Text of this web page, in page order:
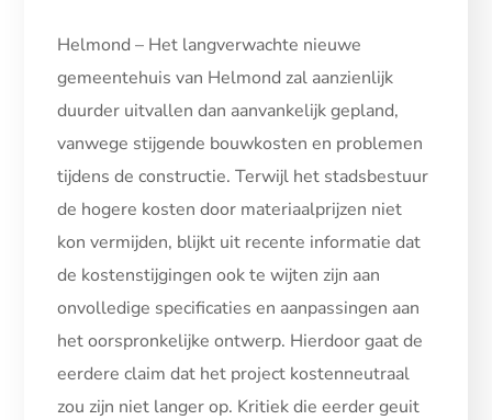
Helmond – Het langverwachte nieuwe
gemeentehuis van Helmond zal aanzienlijk
duurder uitvallen dan aanvankelijk gepland,
vanwege stijgende bouwkosten en problemen
tijdens de constructie. Terwijl het stadsbestuur
de hogere kosten door materiaalprijzen niet
kon vermijden, blijkt uit recente informatie dat
de kostenstijgingen ook te wijten zijn aan
onvolledige specificaties en aanpassingen aan
het oorspronkelijke ontwerp. Hierdoor gaat de
eerdere claim dat het project kostenneutraal
zou zijn niet langer op. Kritiek die eerder geuit